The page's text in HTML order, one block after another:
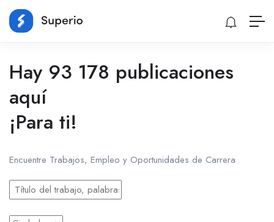
Hay 93 178 publicaciones
aquí
¡Para ti!
Encuentre Trabajos, Empleo y Oportunidades de Carrera